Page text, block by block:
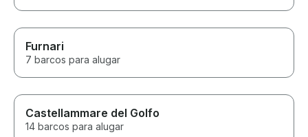
Furnari
7 barcos para alugar
Castellammare del Golfo
14 barcos para alugar